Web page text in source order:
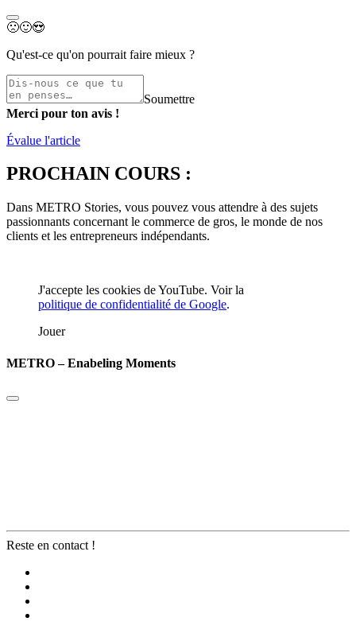
🙁🙂😍
Qu'est-ce qu'on pourrait faire mieux ?
Soumettre
Merci pour ton avis !
Évalue l'article
PROCHAIN COURS :
Dans METRO Stories, vous pouvez vous attendre à des sujets
passionnants concernant le commerce de gros, le monde de nos
clients et les entrepreneurs indépendants.
J'accepte les cookies de YouTube. Voir la
politique de confidentialité de Google.
Jouer
METRO – Enabeling Moments
Reste en contact !